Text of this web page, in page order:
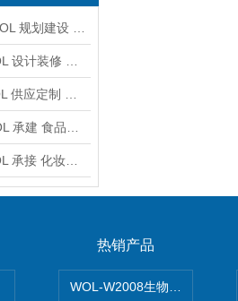
热销产品
WOL-W2008生物制药GMP